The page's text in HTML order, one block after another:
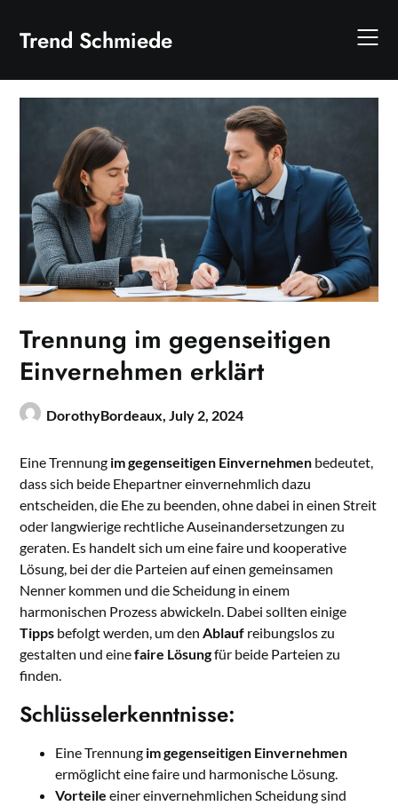
content
Trend Schmiede
Trennung im gegenseitigen
Einvernehmen erklärt
DorothyBordeaux,July 2, 2024
Eine Trennung im gegenseitigen Einvernehmen bedeutet,
dass sich beide Ehepartner einvernehmlich dazu
entscheiden, die Ehe zu beenden, ohne dabei in einen Streit
oder langwierige rechtliche Auseinandersetzungen zu
geraten. Es handelt sich um eine faire und kooperative
Lösung, bei der die Parteien auf einen gemeinsamen
Nenner kommen und die Scheidung in einem
harmonischen Prozess abwickeln. Dabei sollten einige
Tipps befolgt werden, um denAblauf reibungslos zu
gestalten und einefaire Lösungfür beide Parteien zu
finden.
Schlüsselerkenntnisse:
Eine Trennung im gegenseitigen Einvernehmen
ermöglicht eine faire und harmonische Lösung.
Vorteile einer einvernehmlichen Scheidung sind